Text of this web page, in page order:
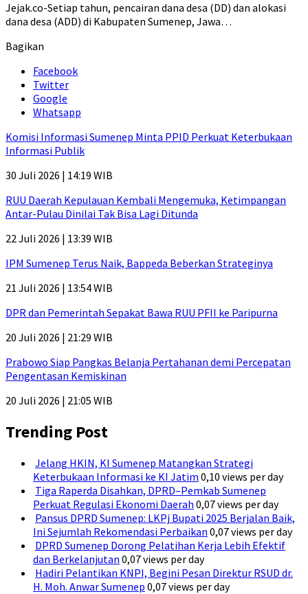
Jejak.co-Setiap tahun, pencairan dana desa (DD) dan alokasi
dana desa (ADD) di Kabupaten Sumenep, Jawa…
Bagikan
Facebook
Twitter
Google
Whatsapp
Komisi Informasi Sumenep Minta PPID Perkuat Keterbukaan
Informasi Publik
30 Juli 2026 | 14:19 WIB
RUU Daerah Kepulauan Kembali Mengemuka, Ketimpangan
Antar-Pulau Dinilai Tak Bisa Lagi Ditunda
22 Juli 2026 | 13:39 WIB
IPM Sumenep Terus Naik, Bappeda Beberkan Strateginya
21 Juli 2026 | 13:54 WIB
DPR dan Pemerintah Sepakat Bawa RUU PFII ke Paripurna
20 Juli 2026 | 21:29 WIB
Prabowo Siap Pangkas Belanja Pertahanan demi Percepatan
Pengentasan Kemiskinan
20 Juli 2026 | 21:05 WIB
Trending Post
Jelang HKIN, KI Sumenep Matangkan Strategi
Keterbukaan Informasi ke KI Jatim 0,10 views per day
Tiga Raperda Disahkan, DPRD–Pemkab Sumenep
Perkuat Regulasi Ekonomi Daerah 0,07 views per day
Pansus DPRD Sumenep: LKPj Bupati 2025 Berjalan Baik,
Ini Sejumlah Rekomendasi Perbaikan 0,07 views per day
DPRD Sumenep Dorong Pelatihan Kerja Lebih Efektif
dan Berkelanjutan 0,07 views per day
Hadiri Pelantikan KNPI, Begini Pesan Direktur RSUD dr.
H. Moh. Anwar Sumenep 0,07 views per day